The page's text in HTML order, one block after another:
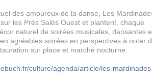
des amoureux de la danse, Les
les Prés Salés Ouest et plantent, chaque
naturel de soirées musicales, dansantes
agréables soirées en perspectives à noter
sur place et marché nocturne.
culture/agenda/article/les-